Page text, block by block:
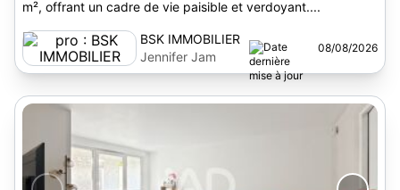
m², offrant un cadre de vie paisible et verdoyant....
BSK IMMOBILIER
Jennifer Jam
08/08/2026